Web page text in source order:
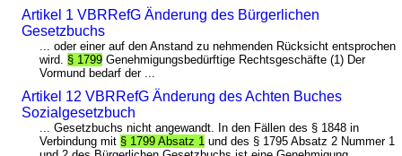
Artikel 1 VBRRefG Änderung des Bürgerlichen
Gesetzbuchs
... oder einer auf den Anstand zu nehmenden Rücksicht entsprochen
wird. § 1799 Genehmigungsbedürftige Rechtsgeschäfte (1) Der
Vormund bedarf der ...
Artikel 12 VBRRefG Änderung des Achten Buches
Sozialgesetzbuch
... Gesetzbuchs nicht angewandt. In den Fällen des § 1848 in
Verbindung mit § 1799 Absatz 1 und des § 1795 Absatz 2 Nummer 1